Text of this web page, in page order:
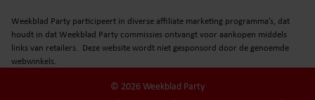
Weekblad Party participeert in diverse affiliate marketing programma’s, dat
houdt in dat Weekblad Party commissies ontvangt voor aankopen middels
links van retailers. Deze website wordt niet gesponsord door de genoemde
webwinkels.
© 2026 Weekblad Party